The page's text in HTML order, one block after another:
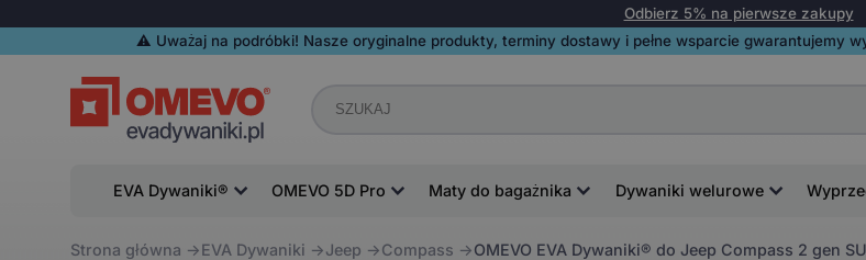
Odbierz 5% na pierwsze zakupy
⚠️️ Uważaj na podróbki! Nasze oryginalne produkty, terminy dostawy i pełne wsparcie gwarantujemy
EVA Dywaniki® OMEVO 5D Pro Maty do bagażnika Dywaniki welurowe
Strona główna EVA Dywaniki Jeep Compass OMEVO EVA Dywaniki® do Jeep Compass 2 gen